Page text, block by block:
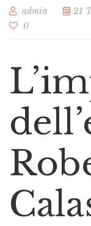
admin 21
0